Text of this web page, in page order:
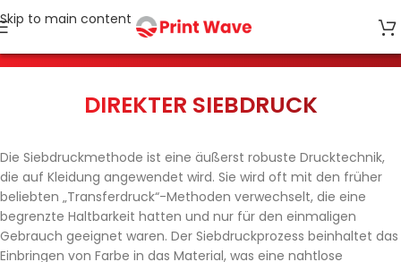
Skip to main content
DIREKTER SIEBDRUCK
Die Siebdruckmethode ist eine äußerst robuste Drucktechnik,
die auf Kleidung angewendet wird. Sie wird oft mit den früher
beliebten „Transferdruck“-Methoden verwechselt, die eine
begrenzte Haltbarkeit hatten und nur für den einmaligen
Gebrauch geeignet waren. Der Siebdruckprozess beinhaltet das
Einbringen von Farbe in das Material, was eine nahtlose